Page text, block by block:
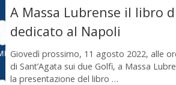
A Massa Lubrense il libro
dedicato al Napoli
Giovedì prossimo, 11 agosto 2022, alle
di Sant’Agata sui due Golfi, a Massa
la presentazione del libro …